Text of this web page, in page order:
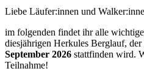
Liebe Läufer:innen und
im folgenden findet ihr alle
diesjährigen Herkules Berglauf, der
September 2026 stattfinden wird.
Teilnahme!